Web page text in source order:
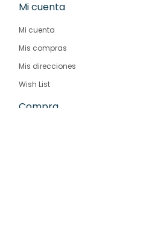
Mi cuenta
Mi cuenta
Mis compras
Mis direcciones
Wish List
Compra